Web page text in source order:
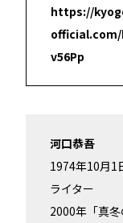
https://
v56Pp
河口恭吾
1974年10月1
ライター
2000年「真